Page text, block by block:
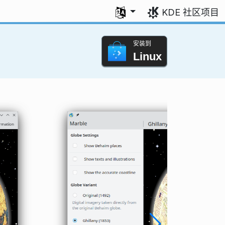
选择您的语言
KDE 社区项目
安装到
Linux